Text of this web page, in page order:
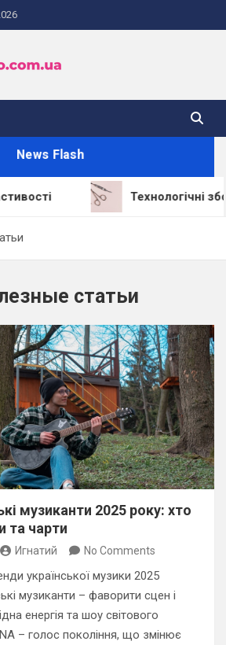
News Flash
Технологічні збої:
статьи
музиканти 2025 року: хто
та чарти
Игнатий No Comments
української музики 2025
музиканти – фаворити сцен і
енергія та шоу світового
– голос покоління, що змінює